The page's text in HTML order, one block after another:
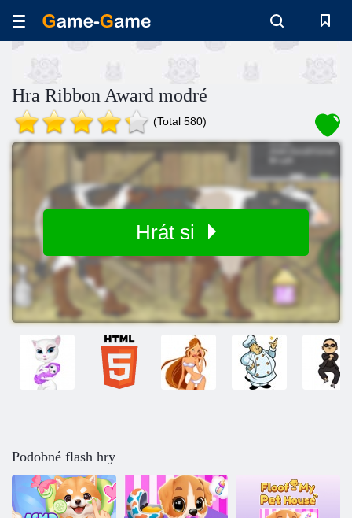
Hra Ribbon Award modré
(Total 580)
Hrát si
Podobné flash hry